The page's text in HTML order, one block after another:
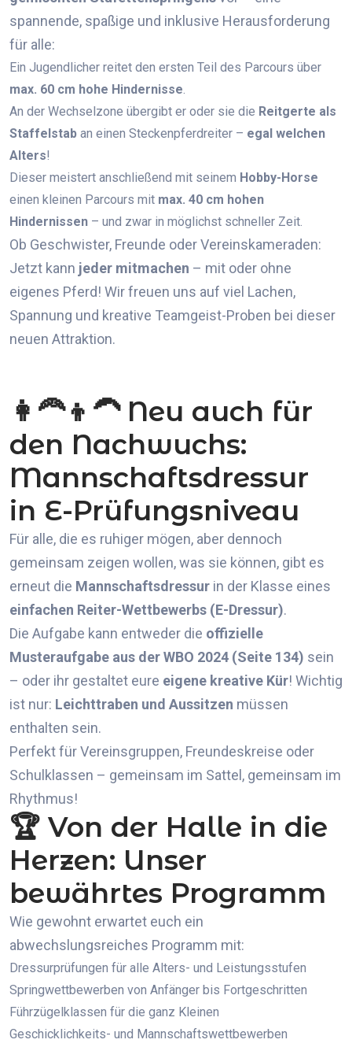
spannende, spaßige und inklusive Herausforderung
für alle:
Ein Jugendlicher reitet den ersten Teil des Parcours über
max. 60 cm hohe Hindernisse.
An der Wechselzone übergibt er oder sie die Reitgerte als
Staffelstab an einen Steckenpferdreiter – egal welchen
Alters!
Dieser meistert anschließend mit seinem Hobby-Horse
einen kleinen Parcours mit max. 40 cm hohen
Hindernissen – und zwar in möglichst schneller Zeit.
Ob Geschwister, Freunde oder Vereinskameraden:
Jetzt kann jeder mitmachen – mit oder ohne
eigenes Pferd! Wir freuen uns auf viel Lachen,
Spannung und kreative Teamgeist-Proben bei dieser
neuen Attraktion.
👩‍🦰👦‍🦱 Neu auch für
den Nachwuchs:
Mannschaftsdressur
in E-Prüfungsniveau
Für alle, die es ruhiger mögen, aber dennoch
gemeinsam zeigen wollen, was sie können, gibt es
erneut die Mannschaftsdressur in der Klasse eines
einfachen Reiter-Wettbewerbs (E-Dressur).
Die Aufgabe kann entweder die offizielle
Musteraufgabe aus der WBO 2024 (Seite 134) sein
– oder ihr gestaltet eure eigene kreative Kür! Wichtig
ist nur: Leichttraben und Aussitzen müssen
enthalten sein.
Perfekt für Vereinsgruppen, Freundeskreise oder
Schulklassen – gemeinsam im Sattel, gemeinsam im
Rhythmus!
🏆 Von der Halle in die
Herzen: Unser
bewährtes Programm
Wie gewohnt erwartet euch ein
abwechslungsreiches Programm mit:
Dressurprüfungen für alle Alters- und Leistungsstufen
Springwettbewerben von Anfänger bis Fortgeschritten
Führzügelklassen für die ganz Kleinen
Geschicklichkeits- und Mannschaftswettbewerben